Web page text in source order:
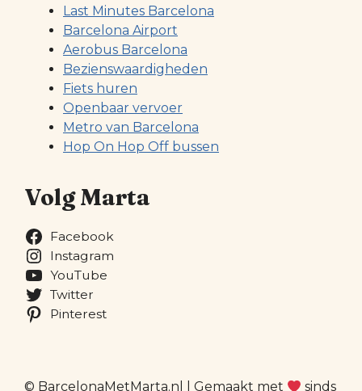
Last Minutes Barcelona
Barcelona Airport
Aerobus Barcelona
Bezienswaardigheden
Fiets huren
Openbaar vervoer
Metro van Barcelona
Hop On Hop Off bussen
Volg Marta
Facebook
Instagram
YouTube
Twitter
Pinterest
© BarcelonaMetMarta.nl | Gemaakt met sinds